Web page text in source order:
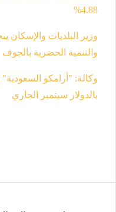
4.88
%
وزير البلديات والإسكان
والتنمية الحضرية بالجوف
وكالة: "أرامكو
بالدولار سبتمبر الجاري